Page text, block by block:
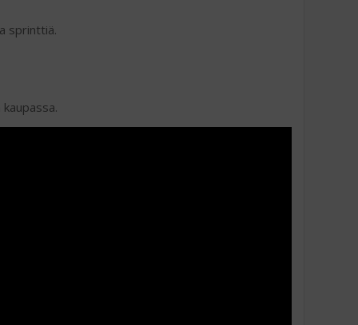
sprinttiä.